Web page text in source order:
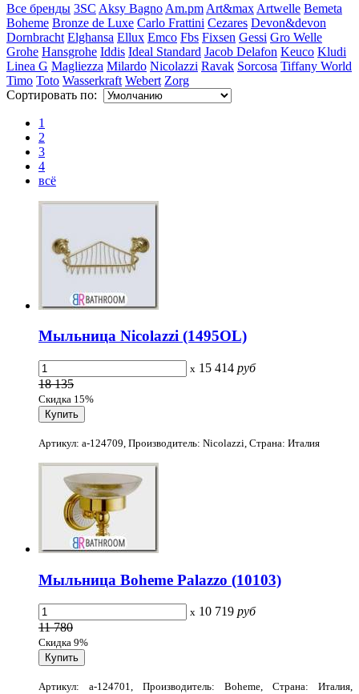
Все бренды 3SC Aksy Bagno Am.pm Art&max Artwelle Bemeta
Boheme Bronze de Luxe Carlo Frattini Cezares Devon&devon
Dornbracht Elghansa Ellux Emco Fbs Fixsen Gessi Gro Welle
Grohe Hansgrohe Iddis Ideal Standard Jacob Delafon Keuco Kludi
Linea G Magliezza Milardo Nicolazzi Ravak Sorcosa Tiffany World
Timo Toto Wasserkraft Webert Zorg
Сортировать по:
1
2
3
4
всё
Мыльница Nicolazzi (1495OL)
x 15 414 руб
18 135
Скидка 15%
Артикул: a-124709, Производитель: Nicolazzi, Страна: Италия
Мыльница Boheme Palazzo (10103)
x 10 719 руб
11 780
Скидка 9%
Артикул: a-124701, Производитель: Boheme, Страна: Италия,